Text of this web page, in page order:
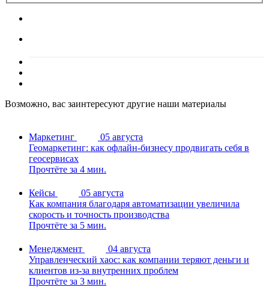
Возможно, вас заинтересуют другие наши материалы
Маркетинг
05 августа
Геомаркетинг: как офлайн-бизнесу продвигать себя в
геосервисах
Прочтёте за 4 мин.
Кейсы
05 августа
Как компания благодаря автоматизации увеличила
скорость и точность производства
Прочтёте за 5 мин.
Менеджмент
04 августа
Управленческий хаос: как компании теряют деньги и
клиентов из-за внутренних проблем
Прочтёте за 3 мин.